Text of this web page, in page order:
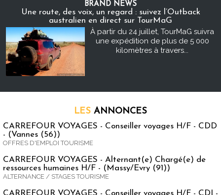
BRAND NEWS
Une route, des voix, un regard : suivez l’Outback
australien en direct sur TourMaG
À partir du 24 juillet, TourMaG suivra
une expédition de plus de 5 000
kilomètres à travers...
LES ANNONCES
CARREFOUR VOYAGES - Conseiller voyages H/F - CDD
- (Vannes (56))
OFFRES D'EMPLOI TOURISME
CARREFOUR VOYAGES - Alternant(e) Chargé(e) de
ressources humaines H/F - (Massy/Evry (91))
ALTERNANCE / STAGES TOURISME
CARREFOUR VOYAGES - Conseiller voyages H/F - CDI -